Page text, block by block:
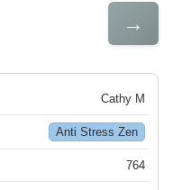
→
Cathy M
Anti Stress Zen
764